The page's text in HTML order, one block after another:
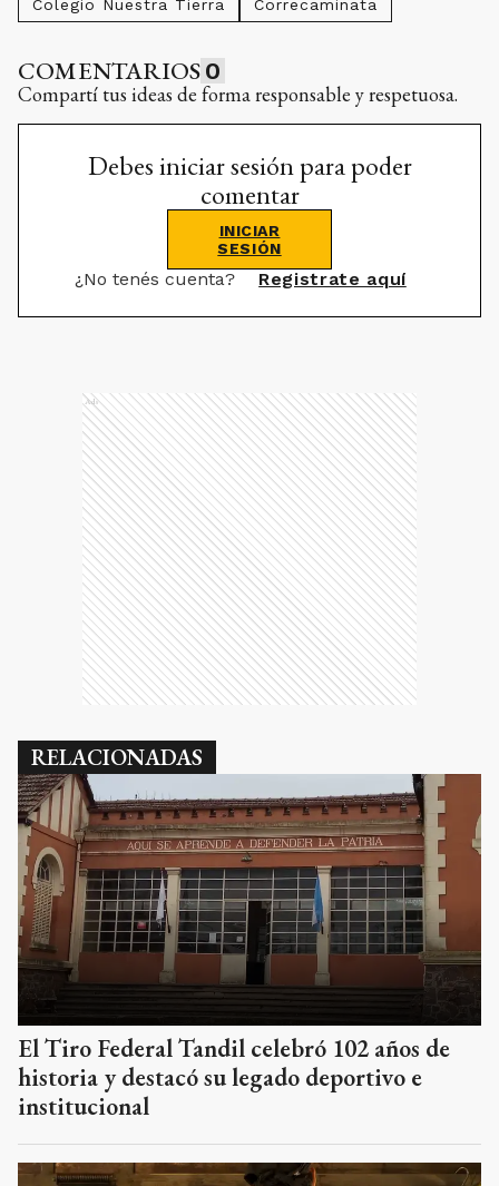
Colegio Nuestra Tierra Correcaminata
COMENTARIOS 0
Compartí tus ideas de forma responsable y respetuosa.
Debes iniciar sesión para poder
comentar
INICIAR
SESIÓN
¿No tenés cuenta? Registrate aquí
Ads
RELACIONADAS
El Tiro Federal Tandil celebró 102 años de
historia y destacó su legado deportivo e
institucional